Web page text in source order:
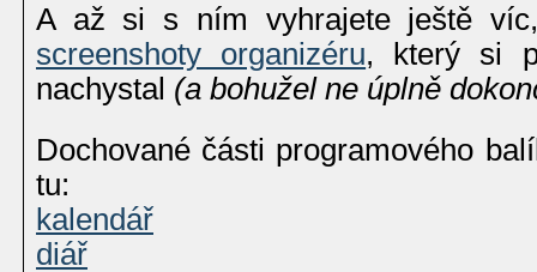
A až si s ním vyhrajete ještě
screenshoty organizéru, který si
nachystal (a bohužel ne úplně
Dochované části programového
tu:
kalendář
diář